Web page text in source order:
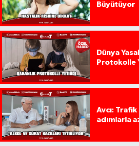
Büyütüyor
Dünya
Protokolle
Avcı: Trafik
adımlarla